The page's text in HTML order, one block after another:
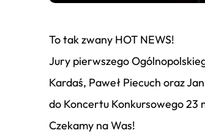
To tak zwany HOT NEWS!
Jury pierwszego
Kardaś, Paweł Piecuch oraz
do Koncertu Konkursowego 23
Czekamy na Was!